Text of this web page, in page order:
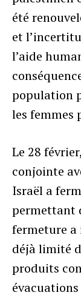
été
et
l’aide
population
les femmes
Le 28
conjointe
Israël a
permettant
fermeture a
déjà limité
produits